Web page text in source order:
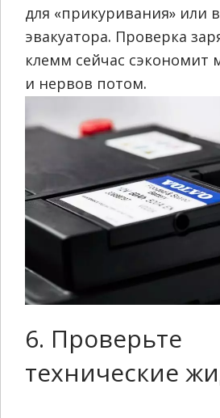
для «прикуривания» или
эвакуатора. Проверка
клемм сейчас сэкономит
и нервов потом.
6. Проверьте
технические